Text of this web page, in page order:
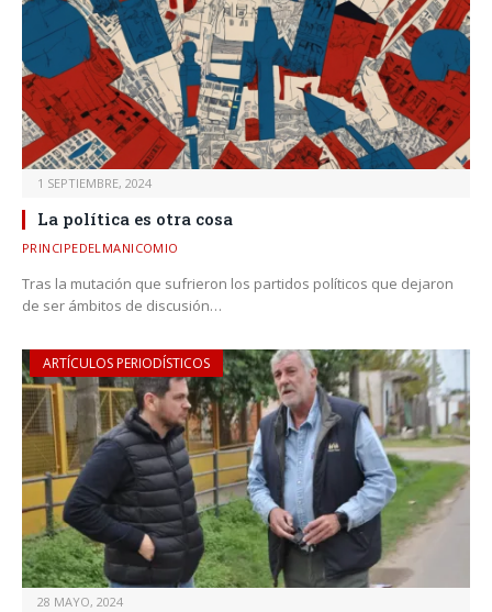
1 SEPTIEMBRE, 2024
La política es otra cosa
PRINCIPEDELMANICOMIO
Tras la mutación que sufrieron los partidos políticos que dejaron
de ser ámbitos de discusión…
ARTÍCULOS PERIODÍSTICOS
28 MAYO, 2024